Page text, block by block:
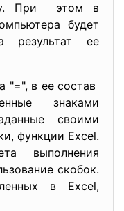
При этом в
будет
результат ее
"=", в ее состав
знаками
своими
функции Excel.
выполнения
скобок.
в Excel,